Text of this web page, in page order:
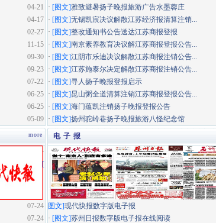
04-21
04-17
02-27
11-15
09-30
09-23
07-22
06-25
06-25
05-09
· [图文]雅致避暑扬子晚报旅游广告水墨蓉庄
· [图文]无锡凯宸决议解散江苏经济报清算注销...
· [图文]整改通知书公告送达江苏商报登报
· [图文]南京素养教育决议解江苏商报登报公告...
· [图文]江阴市乐迪决议解散江苏商报注销公告...
· [图文]江苏施泰尔决定解散江苏商报注销公告...
· [图文]寻人扬子晚报登报启示
· [图文]昆山粥全道清算注销江苏商报登报公告...
· [图文]海门蕴凯注销扬子晚报登报公告
· [图文]扬州驼岭巷扬子晚报旅游八怪纪念馆
more 电 子 报
07-24
·
[
07-24
图文]现代快报数字版电子报
· [图文]苏州日报数字版电子报在线阅读